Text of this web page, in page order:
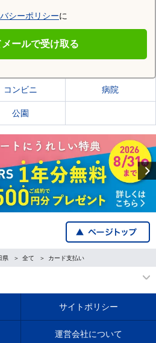
シーポリシーに
メールで受け取る
コンビニ 病院
公園
県 全て カード支払い
サイトポリシー
運営会社について